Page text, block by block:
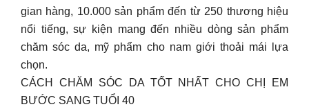
gian hàng, 10.000 sản phẩm đến từ 250 thương hiệu
nổi tiếng, sự kiện mang đến nhiều dòng sản phẩm
chăm sóc da, mỹ phẩm cho nam giới thoải mái lựa
chọn.
CÁCH CHĂM SÓC DA TỐT NHẤT CHO CHỊ EM
BƯỚC SANG TUỔI 40